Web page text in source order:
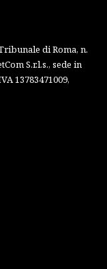
di Roma, n.
S.r.l.s., sede in
13783471009,